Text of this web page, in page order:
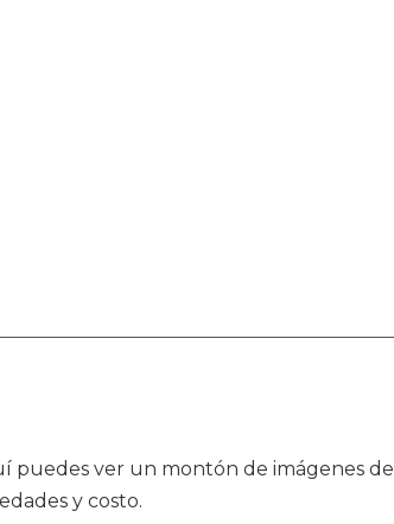
puedes ver un montón de imágenes de
y costo.